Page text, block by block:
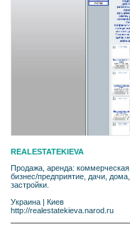
REALESTATEKIEVA
Продажа, аренда:
бизнес/предприятие, дачи,
застройки.
Украина | Киев
http://realestatekieva.narod.ru